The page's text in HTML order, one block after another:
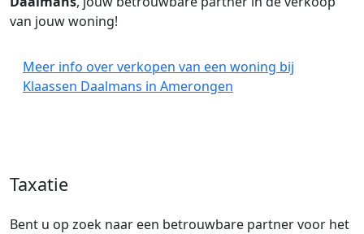
van jouw woning!
Meer info over verkopen van een woning bij
Klaassen Daalmans in Amerongen
Taxatie
Bent u op zoek naar een betrouwbare partner voor het